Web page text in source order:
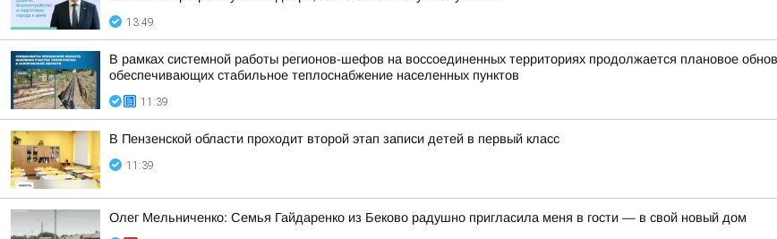
13:49
В рамках системной работы регионов-шефов на воссоединенных территориях продолжается плановое
обеспечивающих стабильное теплоснабжение населенных пунктов
11:39
В Пензенской области проходит второй этап записи детей в первый класс
11:39
Олег Мельниченко: Семья Гайдаренко из Беково радушно пригласила меня в гости — в свой новый дом